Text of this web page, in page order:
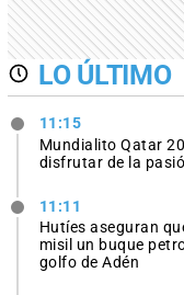
LO ÚLTIMO
11:15
Mundialito Qatar
disfrutar de la
11:11
Hutíes aseguran
misil un buque
golfo de Adén